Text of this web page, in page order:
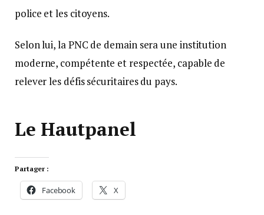
police et les citoyens.
Selon lui, la PNC de demain sera une institution
moderne, compétente et respectée, capable de
relever les défis sécuritaires du pays.
Le Hautpanel
Partager :
Facebook X